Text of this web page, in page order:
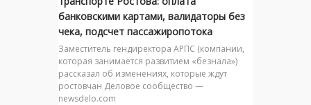
банковскими картами, валидаторы без
чека, подсчет пассажиропотока
Заместитель гендиректора АРПС (компании,
которая занимается развитием «безнала»)
рассказал об изменениях, которые ждут
ростовчан Деловое сообщество —
newsdelo.com